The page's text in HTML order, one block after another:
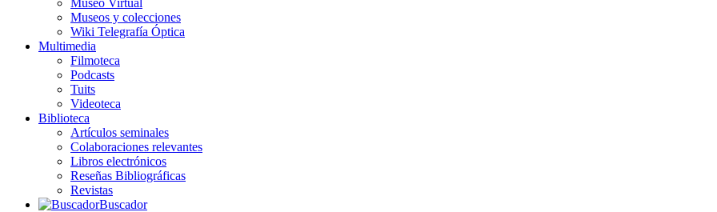
Museo Virtual
Museos y colecciones
Wiki Telegrafía Óptica
Multimedia
Filmoteca
Podcasts
Tuits
Videoteca
Biblioteca
Artículos seminales
Colaboraciones relevantes
Libros electrónicos
Reseñas Bibliográficas
Revistas
Buscador